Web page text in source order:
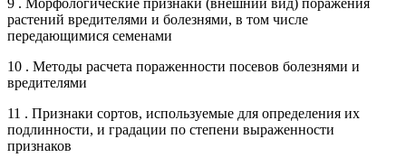
растений вредителями и болезнями, в том числе
передающимися семенами
10 . Методы расчета пораженности посевов болезнями и
вредителями
11 . Признаки сортов, используемые для определения их
подлинности, и градации по степени выраженности
признаков